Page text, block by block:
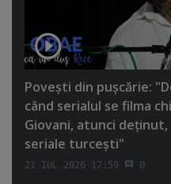
Poveşti din puşcărie:
când serialul se filma
Giovani, atunci
seriale turceşti"
21 IUL 2026 17:59 0